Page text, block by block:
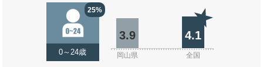
25%
0～24歳
3.9 4.1
岡山県 全国